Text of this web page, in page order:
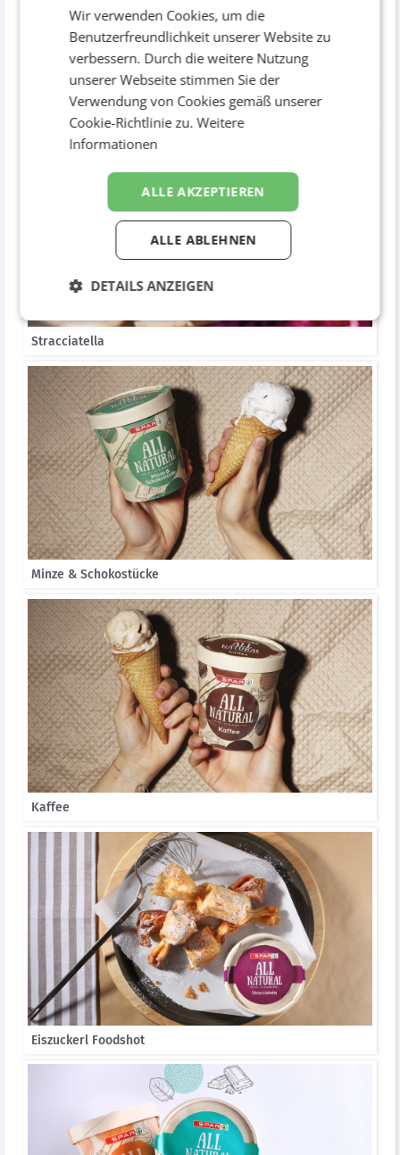
Packungen
Stracciatella
Minze & Schokostücke
Kaffee
Eiszuckerl Foodshot
Wir verwenden Cookies, um die
Benutzerfreundlichkeit unserer Website zu
verbessern. Durch die weitere Nutzung
unserer Webseite stimmen Sie der
Verwendung von Cookies gemäß unserer
Cookie-Richtlinie zu.Weitere
Informationen
ALLE AKZEPTIEREN
ALLE ABLEHNEN
DETAILS ANZEIGEN